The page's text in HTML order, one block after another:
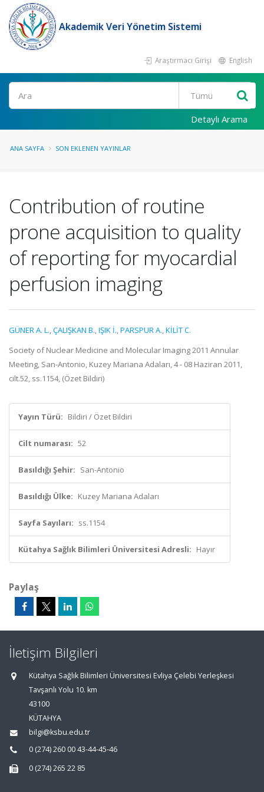
Akademik Veri Yönetim Sistemi
Araştırmacı Girişi English
Ara
Detaylı Arama
ANA SAYFA SON EKLENEN YAYINLAR
Contribution of routine
prone acquisition to quality
of reporting for myocardial
perfusion imaging
GÜNER A. L.,ÇALIŞKAN B.,IŞIK İ.,PARSPUR A.,KİLİT C.
Society of Nuclear Medicine and Molecular Imaging 2011 Annular
Meeting, San-Antonio, Kuzey Mariana Adaları, 4 - 08 Haziran 2011,
cilt.52, ss.1154, (Özet Bildiri)
Yayın Türü: Bildiri / Özet Bildiri
Cilt numarası: 52
Basıldığı Şehir: San-Antonio
Basıldığı Ülke: Kuzey Mariana Adaları
Sayfa Sayıları: ss.1154
Kütahya Sağlık Bilimleri Üniversitesi Adresli: Hayır
Paylaş
İletişim Bilgileri
Kütahya Sağlık Bilimleri Üniversitesi Evliya Çelebi Yerleşkesi
Tavşanlı Yolu 10. km
43100
KÜTAHYA
bilgi@ksbu.edu.tr
0 (274) 260 00 43-44-45-46
0 (274) 265 22 85